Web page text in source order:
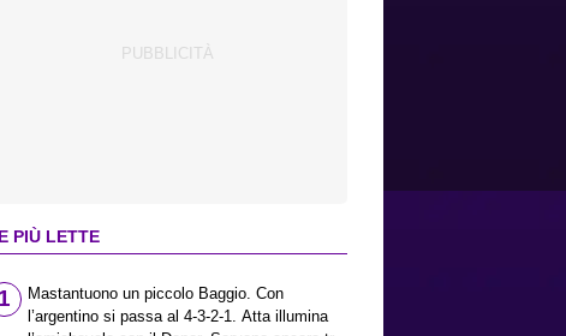
PIÙ LETTE
1
Mastantuono un piccolo Baggio. Con
l’argentino si passa al 4-3-2-1. Atta illumina